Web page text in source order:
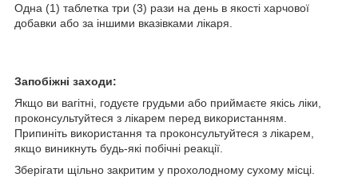
Одна (1) таблетка три (3) рази на день в якості харчової
добавки або за іншими вказівками лікаря.
Запобіжні заходи:
Якщо ви вагітні, годуєте грудьми або приймаєте якісь ліки,
проконсультуйтеся з лікарем перед використанням.
Припиніть використання та проконсультуйтеся з лікарем,
якщо виникнуть будь-які побічні реакції.
Зберігати щільно закритим у прохолодному сухому місці.